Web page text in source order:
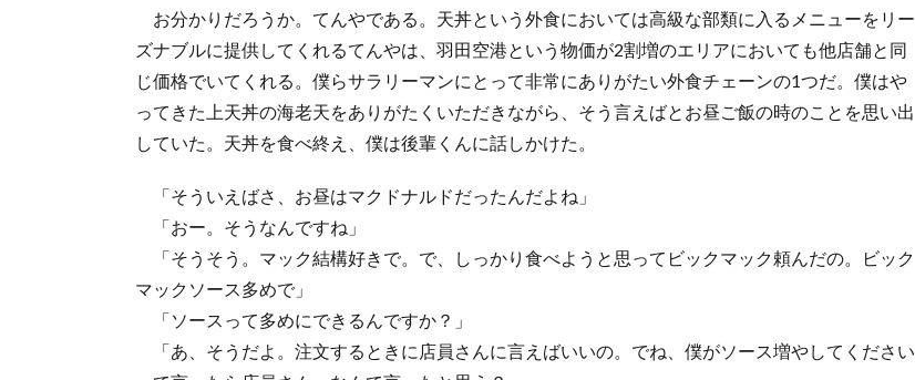
お分かりだろうか。てんやである。天丼という外食においては高級な部類に入るメニューをリー
ズナブルに提供してくれるてんやは、羽田空港という物価が2割増のエリアにおいても他店舗と同
じ価格でいてくれる。僕らサラリーマンにとって非常にありがたい外食チェーンの1つだ。僕はや
ってきた上天丼の海老天をありがたくいただきながら、そう言えばとお昼ご飯の時のことを思い出
していた。天丼を食べ終え、僕は後輩くんに話しかけた。
「そういえばさ、お昼はマクドナルドだったんだよね」
「おー。そうなんですね」
「そうそう。マック結構好きで。で、しっかり食べようと思ってビックマック頼んだの。ビック
マックソース多めで」
「ソースって多めにできるんですか？」
「あ、そうだよ。注文するときに店員さんに言えばいいの。でね、僕がソース増やしてください